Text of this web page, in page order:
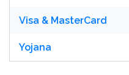
Visa & MasterCard
Yojana